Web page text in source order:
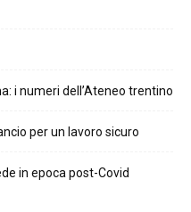
i numeri dell’Ateneo trentino
per un lavoro sicuro
in epoca post-Covid